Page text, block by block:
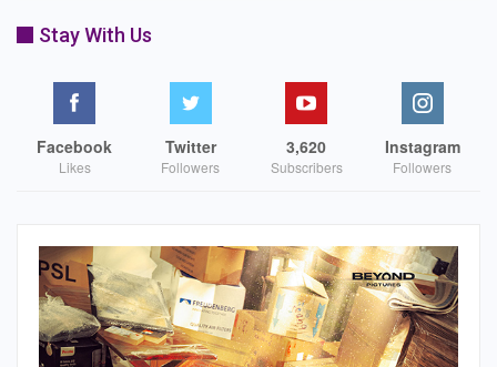
Stay With Us
Facebook
Likes
Twitter
Followers
3,620
Subscribers
Instagram
Followers